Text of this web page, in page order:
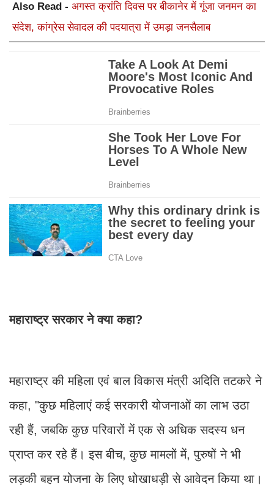
Also Read - अगस्त क्रांति दिवस पर बीकानेर में गूंजा जनमन का
संदेश, कांग्रेस सेवादल की पदयात्रा में उमड़ा जनसैलाब
महाराष्ट्र सरकार ने क्या कहा?
महाराष्ट्र की महिला एवं बाल विकास मंत्री अदिति तटकरे ने
कहा, "कुछ महिलाएं कई सरकारी योजनाओं का लाभ उठा
रही हैं, जबकि कुछ परिवारों में एक से अधिक सदस्य धन
प्राप्त कर रहे हैं। इस बीच, कुछ मामलों में, पुरुषों ने भी
लड़की बहन योजना के लिए धोखाधड़ी से आवेदन किया था।